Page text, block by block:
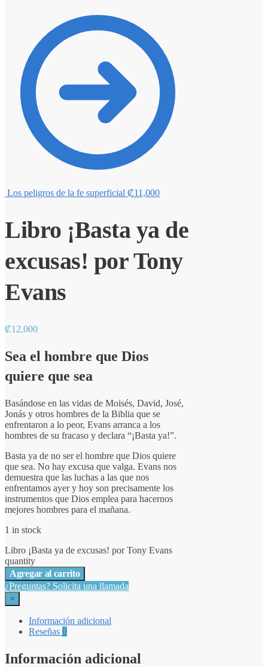
Los peligros de la fe superficial ₡11,000
Libro ¡Basta ya de
excusas! por Tony
Evans
₡12,000
Sea el hombre que Dios
quiere que sea
Basándose en las vidas de Moisés, David, José,
Jonás y otros hombres de la Biblia que se
enfrentaron a lo peor, Evans arranca a los
hombres de su fracaso y declara “¡Basta ya!”.
Basta ya de no ser el hombre que Dios quiere
que sea. No hay excusa que valga. Evans nos
demuestra que las luchas a las que nos
enfrentamos ayer y hoy son precisamente los
instrumentos que Dios emplea para hacernos
mejores hombres para el mañana.
1 in stock
Libro ¡Basta ya de excusas! por Tony Evans
quantity
Agregar al carrito
¿Preguntas? Solicita una llamada
×
Información adicional
Reseñas 0
Información adicional